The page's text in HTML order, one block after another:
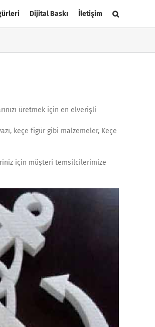
Dijital Baskı İletişim
üretmek için en elverişli
keçe figür gibi malzemeler, Keçe
için müşteri temsilcilerimize